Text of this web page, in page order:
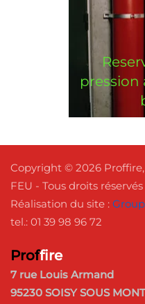
pression
Copyright © 2026
FEU - Tous droits réservés
Réalisation du site :
tel.: 01 39 98 96 72
Proffire
7 rue Louis Armand
95230 SOISY SOUS